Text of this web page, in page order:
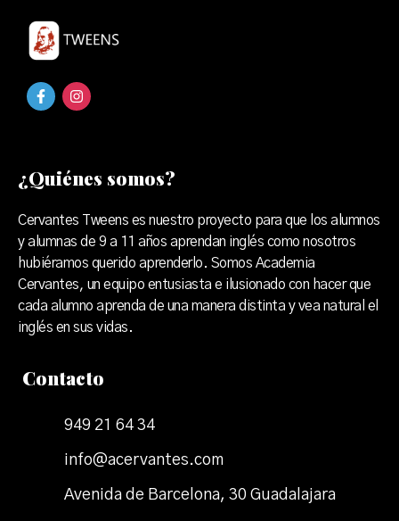
¿Quiénes somos?
Cervantes Tweens es nuestro proyecto para que los alumnos
y alumnas de 9 a 11 años aprendan inglés como nosotros
hubiéramos querido aprenderlo. Somos Academia
Cervantes, un equipo entusiasta e ilusionado con hacer que
cada alumno aprenda de una manera distinta y vea natural el
inglés en sus vidas.
Contacto
949 21 64 34
info@acervantes.com
Avenida de Barcelona, 30 Guadalajara